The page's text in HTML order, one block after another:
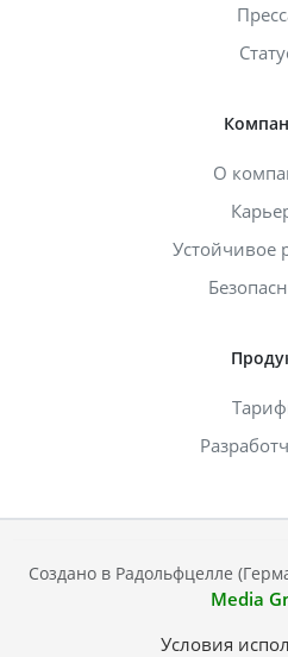
О
Устойчивое
Создано в Радольфцелле
Media
Условия